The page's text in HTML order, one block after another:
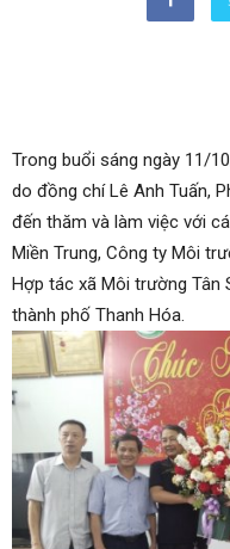
Trong buổi sáng ngày 11/
do đồng chí Lê Anh Tuấn,
đến thăm và làm việc với
Miền Trung, Công ty Môi
Hợp tác xã Môi trường Tân
thành phố Thanh Hóa.